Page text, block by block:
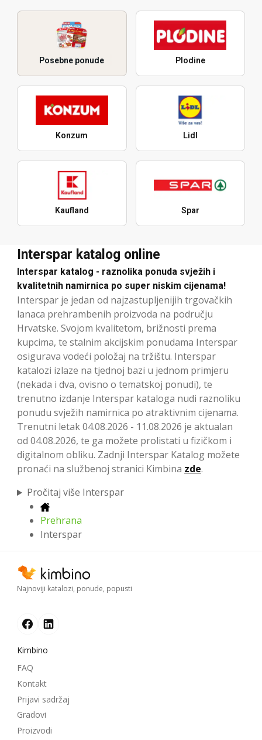
Posebne ponude Plodine
Konzum Lidl
Kaufland Spar
Interspar katalog online
Interspar katalog - raznolika ponuda svježih i
kvalitetnih namirnica po super niskim cijenama!
Interspar je jedan od najzastupljenijih trgovačkih
lanaca prehrambenih proizvoda na području
Hrvatske. Svojom kvalitetom, brižnosti prema
kupcima, te stalnim akcijskim ponudama Interspar
osigurava vodeći položaj na tržištu. Interspar
katalozi izlaze na tjednoj bazi u jednom primjeru
(nekada i dva, ovisno o tematskoj ponudi), te
trenutno izdanje Interspar kataloga nudi raznoliku
ponudu svježih namirnica po atraktivnim cijenama.
Trenutni letak 04.08.2026 - 11.08.2026 je aktualan
od 04.08.2026, te ga možete prolistati u fizičkom i
digitalnom obliku. Zadnji Interspar Katalog možete
pronaći na službenoj stranici Kimbina zde.
Pročitaj više Interspar
Prehrana
Interspar
Najnoviji katalozi, ponude, popusti
Kimbino
FAQ
Kontakt
Prijavi sadržaj
Gradovi
Proizvodi